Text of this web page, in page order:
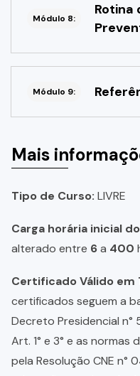
Módulo 8:
Rotina
Módulo 9:
Mais
Tipo de Curso: LIVRE
Carga horária inicial
alterado entre 6a 400
Certificado Válido em
certificados seguem a
Decreto Presidencial n°
Art. 1° e 3° e as
pela Resolução CNE n°